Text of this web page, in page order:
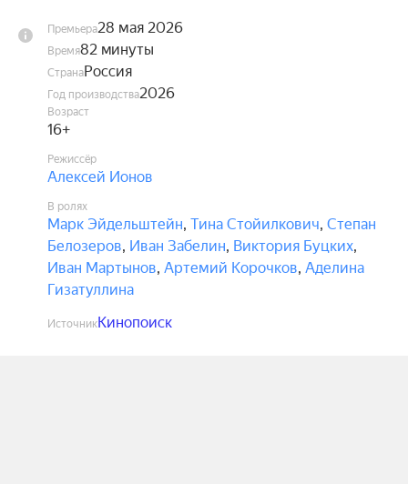
Премьера28 мая 2026
Время82 минуты
СтранаРоссия
Год производства2026
Возраст
16+
Режиссёр
Алексей Ионов
В ролях
Марк Эйдельштейн, Тина Стойилкович, Степан
Белозеров, Иван Забелин, Виктория Буцких,
Иван Мартынов, Артемий Корочков, Аделина
Гизатуллина
ИсточникКинопоиск